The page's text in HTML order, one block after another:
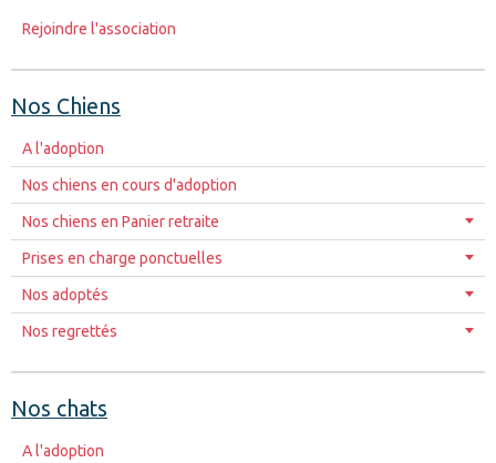
Rejoindre l'association
Nos Chiens
A l'adoption
Nos chiens en cours d'adoption
Nos chiens en Panier retraite
Prises en charge ponctuelles
Nos adoptés
Nos regrettés
Nos chats
A l'adoption